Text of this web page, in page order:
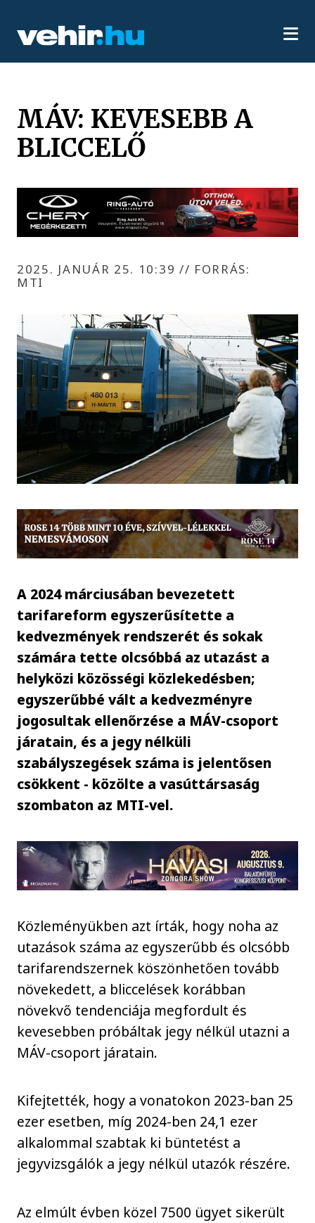
MÁV: KEVESEBB A
BLICCELŐ
2025. JANUÁR 25. 10:39 // FORRÁS:
MTI
A 2024 márciusában bevezetett
tarifareform egyszerűsítette a
kedvezmények rendszerét és sokak
számára tette olcsóbbá az utazást a
helyközi közösségi közlekedésben;
egyszerűbbé vált a kedvezményre
jogosultak ellenőrzése a MÁV-csoport
járatain, és a jegy nélküli
szabályszegések száma is jelentősen
csökkent - közölte a vasúttársaság
szombaton az MTI-vel.
Közleményükben azt írták, hogy noha az
utazások száma az egyszerűbb és olcsóbb
tarifarendszernek köszönhetően tovább
növekedett, a bliccelések korábban
növekvő tendenciája megfordult és
kevesebben próbáltak jegy nélkül utazni a
MÁV-csoport járatain.
Kifejtették, hogy a vonatokon 2023-ban 25
ezer esetben, míg 2024-ben 24,1 ezer
alkalommal szabtak ki büntetést a
jegyvizsgálók a jegy nélkül utazók részére.
Az elmúlt évben közel 7500 ügyet sikerült